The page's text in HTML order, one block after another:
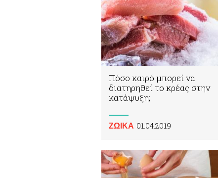
Πόσο καιρό μπορεί να
διατηρηθεί το κρέας στην
κατάψυξη;
ΖΩΙΚA 01.04.2019